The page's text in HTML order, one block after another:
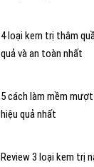
4 loại kem trị thâm
quả và an toàn nhất
5 cách làm mềm
hiệu quả nhất
Review 3 loại kem trị